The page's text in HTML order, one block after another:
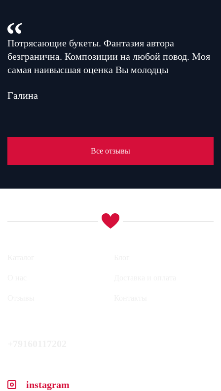
Потрясающие букеты. Фантазия автора
безгранична. Композиции на любой повод. Моя
самая наивысшая оценка Вы молодцы
Галина
Все отзывы
instagram